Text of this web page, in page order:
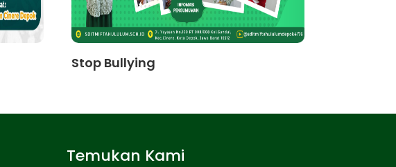
Stop Bullying
Temukan Kami